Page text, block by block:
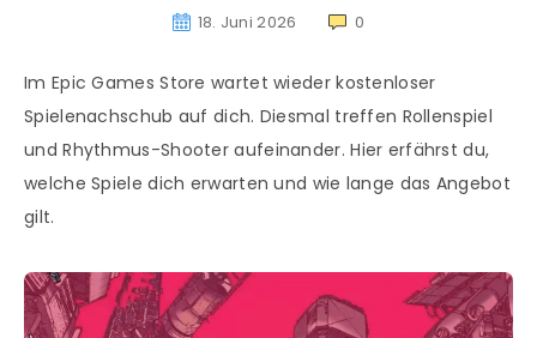
18. Juni 2026 0
Im Epic Games Store wartet wieder kostenloser
Spielenachschub auf dich. Diesmal treffen Rollenspiel
und Rhythmus-Shooter aufeinander. Hier erfährst du,
welche Spiele dich erwarten und wie lange das Angebot
gilt.